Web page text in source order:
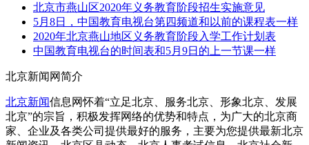
北京市燕山区2020年义务教育阶段招生实施意见
5月8日，中国教育电视台第四频道和以前的课程表一样
2020年北京燕山地区义务教育阶段入学工作计划表
中国教育电视台的时间表和5月9日的上一节课一样
北京新闻网简介
北京新闻信息网怀着“立足北京、服务北京、形象北京、发展
北京”的宗旨，积极发挥网络的优势和特点，为广大的北京商
家、企业及各类公司提供最好的服务，主要为您提供最新北京